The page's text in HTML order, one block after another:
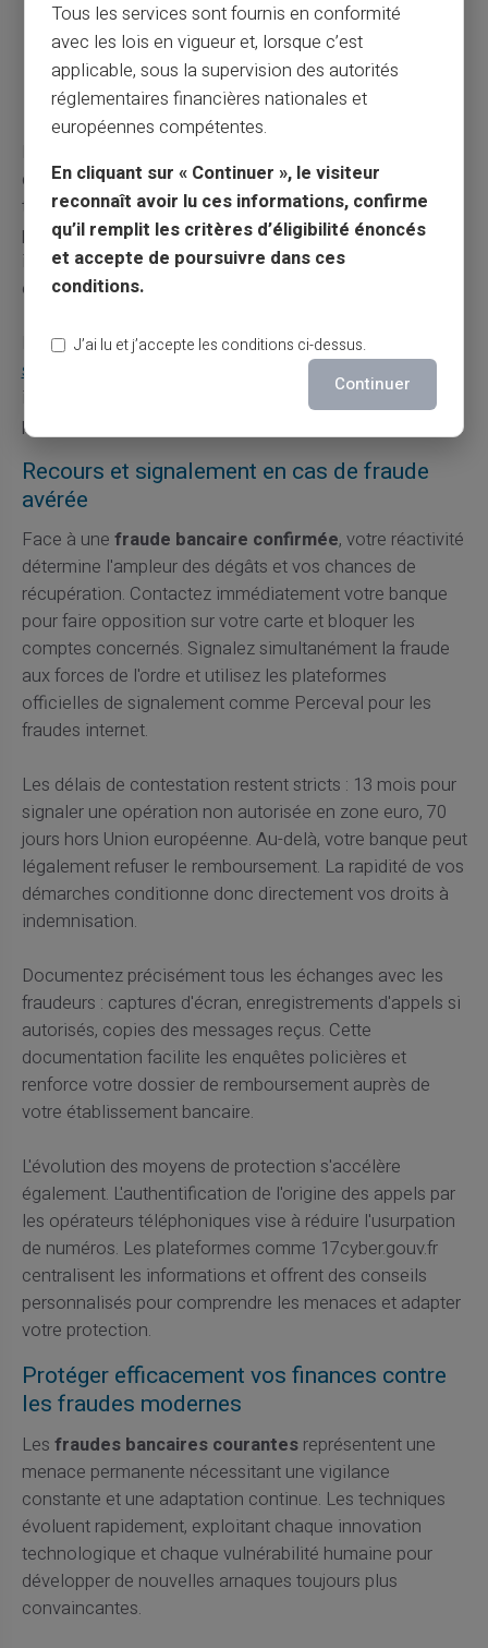
Signaler immédiatement tout message suspect
aux organismes dédiés
Mettre en place des contrôles internes pour les
entreprises
défense. Face à toute demande inhabituelle, prenez le
temps de contacter directement l'organisme concerné
par ses canaux officiels habituels. L'urgence artificielle
impose par les fraudeurs vise précisément à vous
empêcher de vérifier leurs affirmations.
Pour renforcer votre sécurité financière, explorez
solutions de protection et sécurité
disponibles ou
informez-vous sur
les mesures contre les escroqueries
pour mieux comprendre les mécanismes de fraude.
Recours et signalement en cas de fraude
avérée
Face à une fraude bancaire confirmée, votre réactivité
détermine l'ampleur des dégâts et vos chances de
récupération. Contactez immédiatement votre banque
pour faire opposition sur votre carte et bloquer les
comptes concernés. Signalez simultanément la fraude
aux forces de l'ordre et utilisez les plateformes
officielles de signalement comme Perceval pour les
fraudes internet.
Les délais de contestation restent stricts : 13 mois pour
signaler une opération non autorisée en zone euro, 70
jours hors Union européenne. Au-delà, votre banque peut
légalement refuser le remboursement. La rapidité de vos
démarches conditionne donc directement vos droits à
indemnisation.
Documentez précisément tous les échanges avec les
fraudeurs : captures d'écran, enregistrements d'appels si
autorisés, copies des messages reçus. Cette
documentation facilite les enquêtes policières et
renforce votre dossier de remboursement auprès de
votre établissement bancaire.
L'évolution des moyens de protection s'accélère
également. L'authentification de l'origine des appels par
les opérateurs téléphoniques vise à réduire l'usurpation
de numéros. Les plateformes comme 17cyber.gouv.fr
centralisent les informations et offrent des conseils
personnalisés pour comprendre les menaces et adapter
votre protection.
Protéger efficacement vos finances contre
les fraudes modernes
Les fraudes bancaires courantesreprésentent une
menace permanente nécessitant une vigilance
constante et une adaptation continue. Les techniques
évoluent rapidement, exploitant chaque innovation
technologique et chaque vulnérabilité humaine pour
développer de nouvelles arnaques toujours plus
convaincantes.
Tous les services sont fournis en conformité
avec les lois en vigueur et, lorsque c’est
applicable, sous la supervision des autorités
réglementaires financières nationales et
européennes compétentes.
En cliquant sur « Continuer », le visiteur
reconnaît avoir lu ces informations, confirme
qu’il remplit les critères d’éligibilité énoncés
et accepte de poursuivre dans ces
conditions.
J’ai lu et j’accepte les conditions ci-dessus.
Continuer